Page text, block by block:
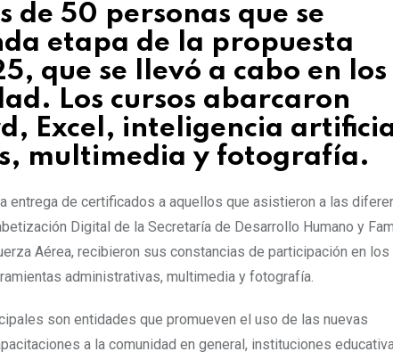
de 50 personas que se
etapa de la propuesta
que se llevó a cabo en los
Los cursos abarcaron
Excel, inteligencia
multimedia y fotografía.
entrega de certificados a aquellos que asistieron a las
Digital de la Secretaría de Desarrollo Humano y
Aérea, recibieron sus constancias de participación en
administrativas, multimedia y fotografía.
son entidades que promueven el uso de las nuevas
a la comunidad en general, instituciones